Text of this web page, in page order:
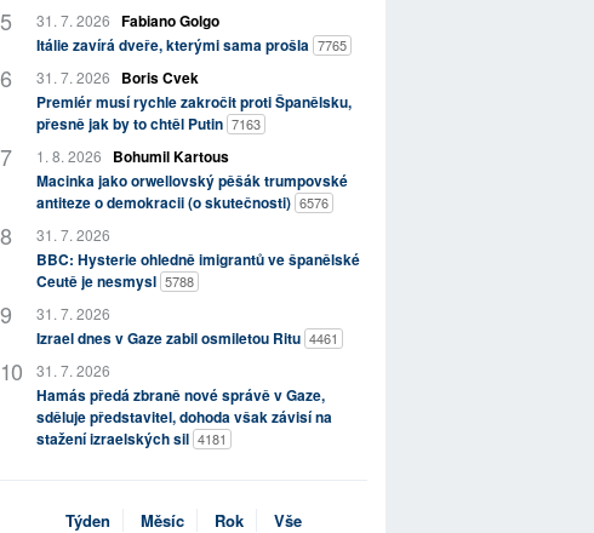
31. 7. 2026 Fabiano Golgo
Itálie zavírá dveře, kterými sama prošla 7765
31. 7. 2026
Boris Cvek
Premiér musí rychle zakročit proti Španělsku,
přesně jak by to chtěl Putin 7163
1. 8. 2026
Bohumil Kartous
Macinka jako orwellovský pěšák trumpovské
antiteze o demokracii (o skutečnosti) 6576
31. 7. 2026
BBC: Hysterie ohledně imigrantů ve španělské
Ceutě je nesmysl 5788
31. 7. 2026
Izrael dnes v Gaze zabil osmiletou Ritu 4461
31. 7. 2026
Hamás předá zbraně nové správě v Gaze,
sděluje představitel, dohoda však závisí na
stažení izraelských sil 4181
Týden Měsíc Rok Vše